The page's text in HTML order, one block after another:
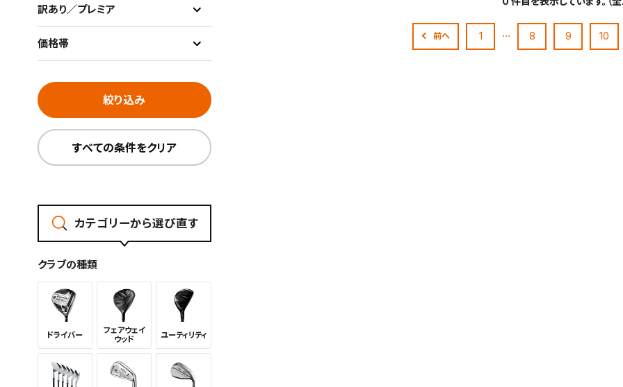
前へ 1 … 8 9 10
訳あり／プレミア
価格帯
絞り込み
すべての条件をクリア
カテゴリーから選び直す
クラブの種類
ドライバー
フェアウェイ
ウッド
ユーティリティ